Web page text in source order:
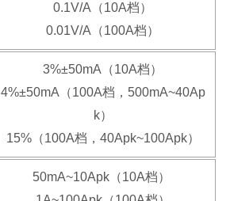
0.1V/A（10A档）
0.01V/A（100A档）
3%±50mA（10A档）
4%±50mA（100A档，500mA~40Ap
k）
15%（100A档，40Apk~100Apk）
50mA~10Apk（10A档）